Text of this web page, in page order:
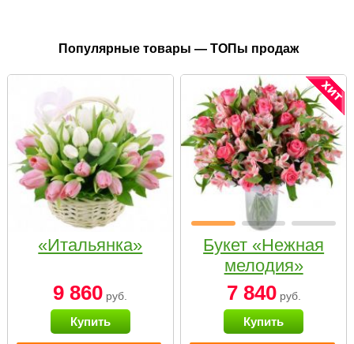
Популярные товары — ТОПы продаж
«Итальянка»
9 860 руб.
Купить
Букет «Нежная
мелодия»
7 840руб.
Купить